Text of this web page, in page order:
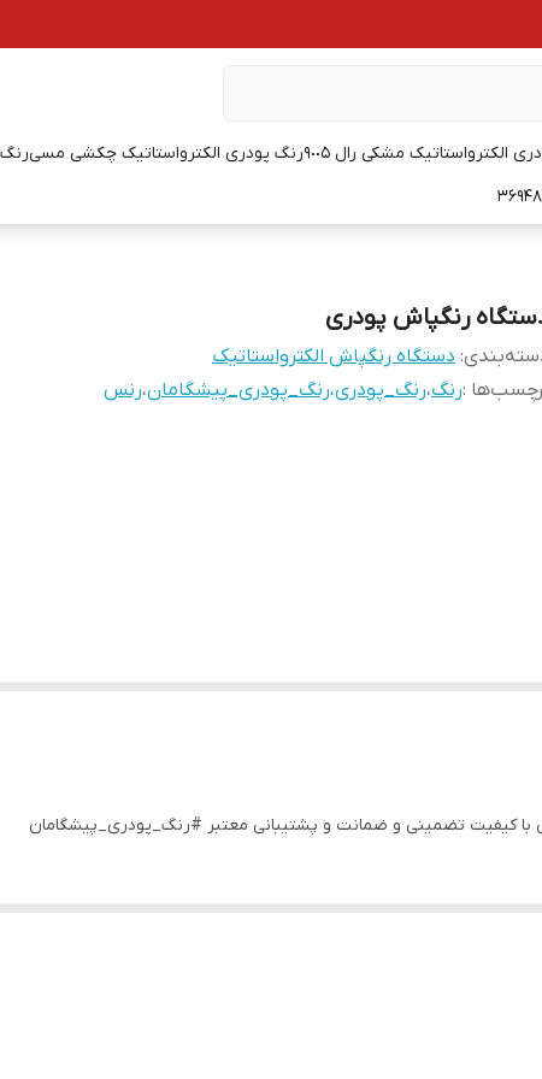
الکترواستاتیک مشکی رال ٩٠٠۵ رنگ پودری الکترواستاتیک چکشی مسیرنگ
رنگپاش پودری
: دستگاه رنگپاش الکترواستاتیک
:رنگ،رنگ_پودری،رنگ_پودری_پیشگامان،رنس
با کیفیت تضمینی و ضمانت و پشتیبانی معتبر #رنگ_پودری_پیشگامان